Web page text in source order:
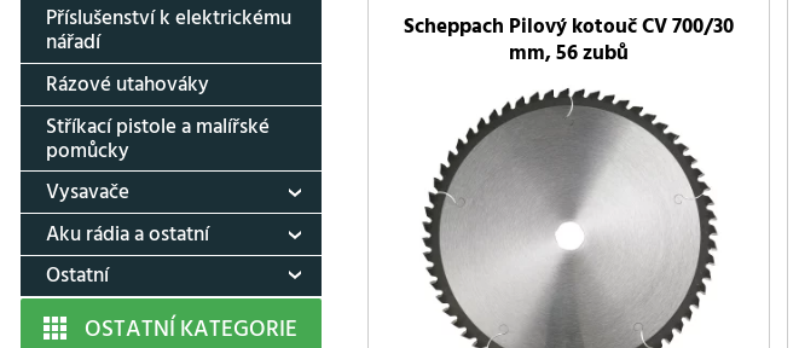
Příslušenství k elektrickému
nářadí
Rázové utahováky
Stříkací pistole a malířské
pomůcky
Vysavače
Aku rádia a ostatní
Ostatní
OSTATNÍ KATEGORIE
Scheppach Pilový kotouč CV 700/30
mm, 56 zubů